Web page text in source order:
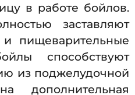
в работе бойлов.
заставляют
и пищеварительные
способствуют
из поджелудочной
дополнительная